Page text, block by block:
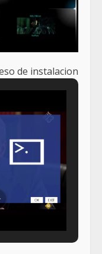
de instalacion